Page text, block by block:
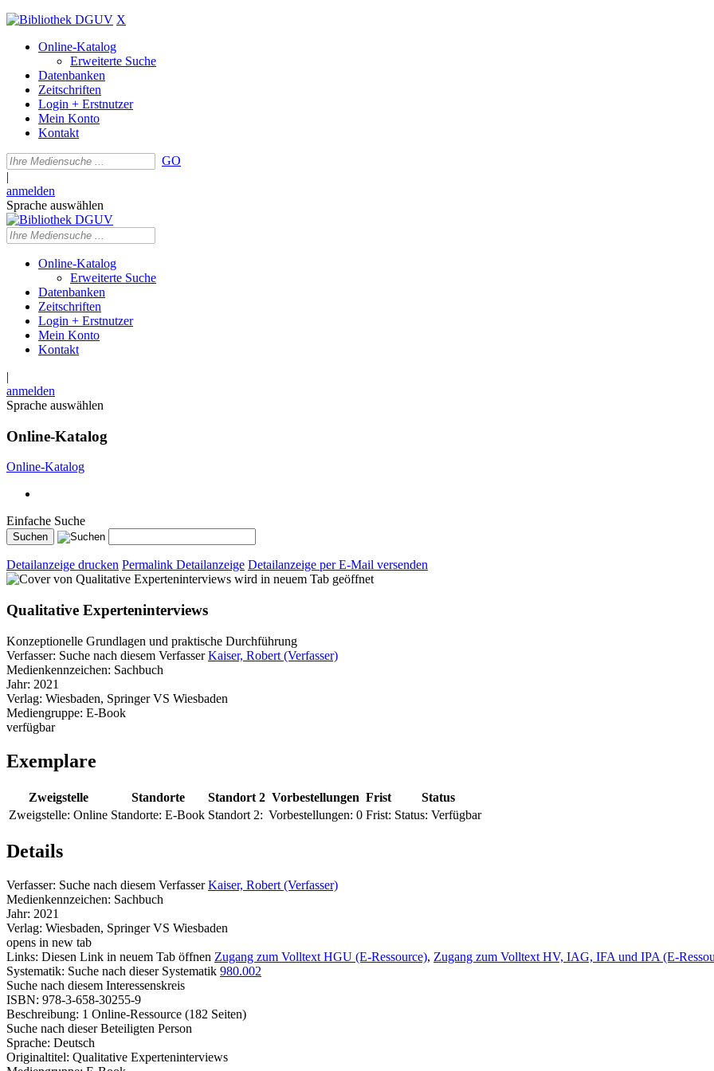
X
Online-Katalog
Erweiterte Suche
Datenbanken
Zeitschriften
Login + Erstnutzer
Mein Konto
Kontakt
GO
|
anmelden
Sprache auswählen
Online-Katalog
Erweiterte Suche
Datenbanken
Zeitschriften
Login + Erstnutzer
Mein Konto
Kontakt
|
anmelden
Sprache auswählen
Online-Katalog
Online-Katalog
Einfache Suche
Detailanzeige drucken Permalink Detailanzeige Detailanzeige per E-Mail versenden
wird in neuem Tab geöffnet
Qualitative Experteninterviews
Konzeptionelle Grundlagen und praktische Durchführung
Verfasser: Suche nach diesem Verfasser Kaiser, Robert (Verfasser)
Medienkennzeichen: Sachbuch
Jahr: 2021
Verlag: Wiesbaden, Springer VS Wiesbaden
Mediengruppe: E-Book
verfügbar
Exemplare
Zweigstelle Standorte Standort 2 Vorbestellungen Frist
Status
Zweigstelle: Online Standorte: E-Book Standort 2: Vorbestellungen: 0 Frist: Status: Verfügbar
Details
Verfasser: Suche nach diesem Verfasser Kaiser, Robert (Verfasser)
Medienkennzeichen: Sachbuch
Jahr: 2021
Verlag: Wiesbaden, Springer VS Wiesbaden
opens in new tab
Links: Diesen Link in neuem Tab öffnen Zugang zum Volltext HGU (E-Ressource), Zugang zum Volltext HV, IAG, IFA und IPA (E-
Systematik: Suche nach dieser Systematik 980.002
Suche nach diesem Interessenskreis
ISBN: 978-3-658-30255-9
Beschreibung: 1 Online-Ressource (182 Seiten)
Suche nach dieser Beteiligten Person
Sprache: Deutsch
Originaltitel: Qualitative Experteninterviews